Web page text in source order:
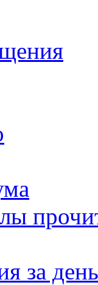
за день